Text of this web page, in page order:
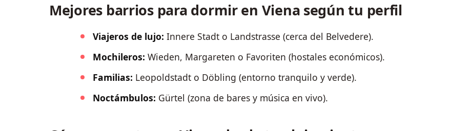
Mejores barrios para dormir en Viena según tu perfil
Viajeros de lujo: Innere Stadt o Landstrasse (cerca del Belvedere).
Mochileros: Wieden, Margareten o Favoriten (hostales económicos).
Familias: Leopoldstadt o Döbling (entorno tranquilo y verde).
Noctámbulos: Gürtel (zona de bares y música en vivo).